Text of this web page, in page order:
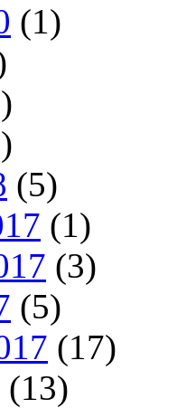
(1)
(5)
(1)
(3)
(5)
(17)
(13)